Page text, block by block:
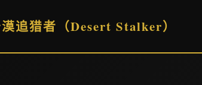
追猎者（Desert Stalker）